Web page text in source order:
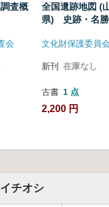
査概
会
文化財包蔵
地所在地地
全国遺跡地図 (
県) 史跡・名
文化財包蔵地所
文化財保護委員
新刊 在庫なし
古書 1 点
2,200 円
チオシ